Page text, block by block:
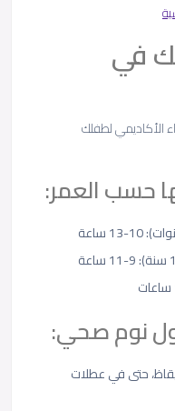
في
الأكاديمي لطفلك
حسب العمر:
نوم صحي:
حتى في عطلات